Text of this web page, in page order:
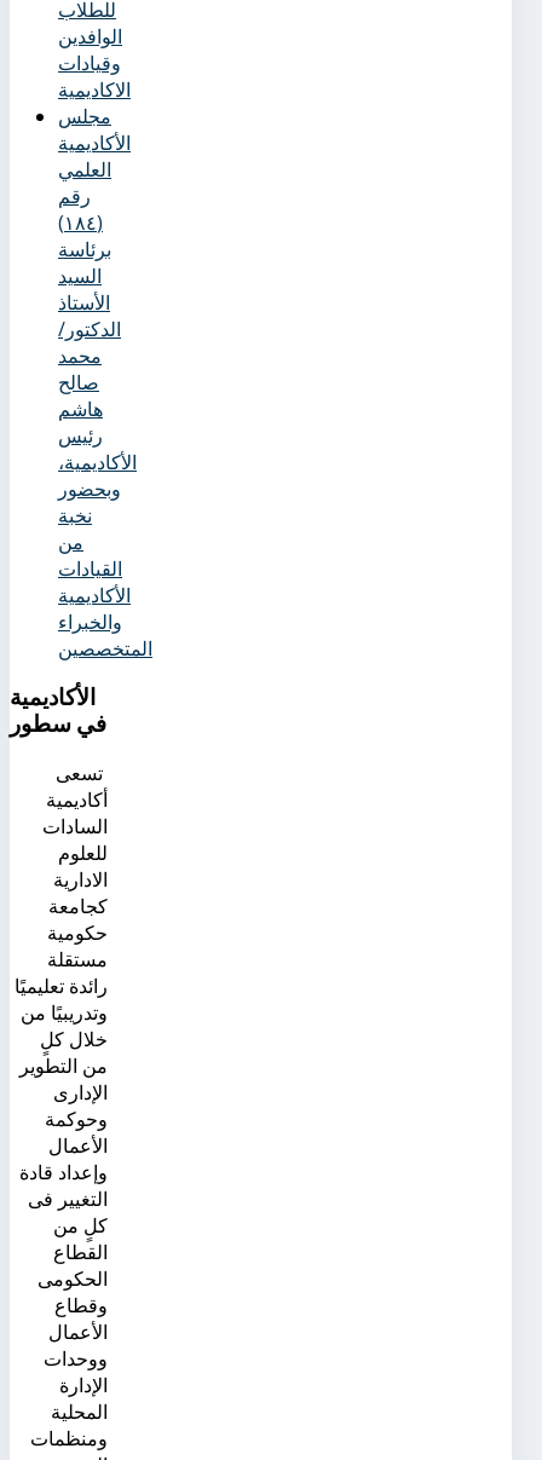
للطلاب
الوافدين
وقيادات
الاكاديمية
مجلس
الأكاديمية
العلمي
رقم
(١٨٤)
برئاسة
السيد
الأستاذ
الدكتور/
محمد
صالح
هاشم
رئيس
الأكاديمية،
وبحضور
نخبة
من
القيادات
الأكاديمية
والخبراء
المتخصصين
الأكاديمية
في سطور
تسعى
أكاديمية
السادات
للعلوم
الادارية
كجامعة
حكومية
مستقلة
رائدة تعليميًا
وتدريبيًا من
خلال كلٍ
من التطوير
الإدارى
وحوكمة
الأعمال
وإعداد قادة
التغيير فى
كلٍ من
القطاع
الحكومى
وقطاع
الأعمال
ووحدات
الإدارة
المحلية
ومنظمات